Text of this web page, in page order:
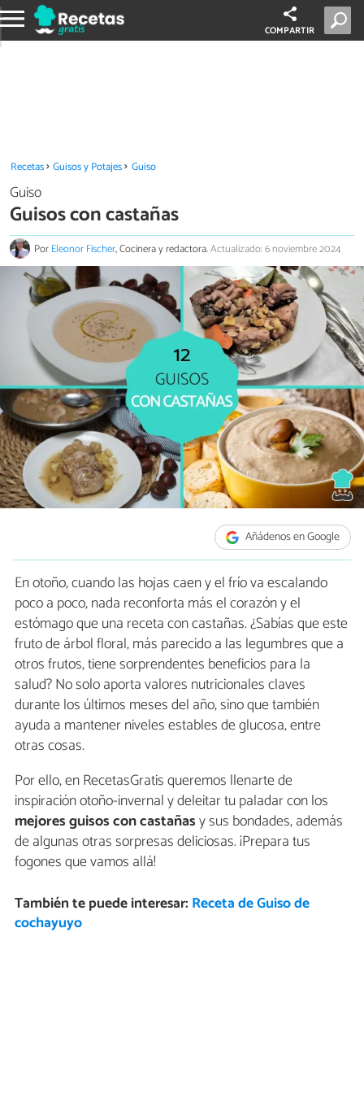
COMPARTIR
Recetas Guisos y Potajes Guiso
Guiso
Guisos con castañas
PorEleonor Fischer, Cocinera y redactora.Actualizado: 6 noviembre 2024
Añádenos en Google
En otoño, cuando las hojas caen y el frío va escalando
poco a poco, nada reconforta más el corazón y el
estómago que una receta con castañas. ¿Sabías que este
fruto de árbol floral, más parecido a las legumbres que a
otros frutos, tiene sorprendentes beneficios para la
salud? No solo aporta valores nutricionales claves
durante los últimos meses del año, sino que también
ayuda a mantener niveles estables de glucosa, entre
otras cosas.
Por ello, en RecetasGratis queremos llenarte de
inspiración otoño-invernal y deleitar tu paladar con los
mejores guisos con castañasy sus bondades, además
de algunas otras sorpresas deliciosas. ¡Prepara tus
fogones que vamos allá!
También te puede interesar: Receta de Guiso de
cochayuyo